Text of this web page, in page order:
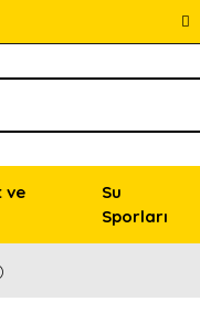
ve
Su
Sporları